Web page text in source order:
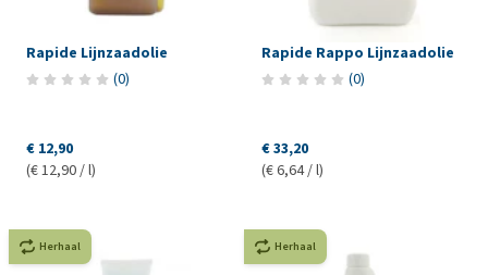
Rapide Lijnzaadolie
(0)
€ 12,90
(€ 12,90 / l)
Rapide Rappo Lijnzaadolie
(0)
€ 33,20
(€ 6,64 / l)
Herhaal Herhaal